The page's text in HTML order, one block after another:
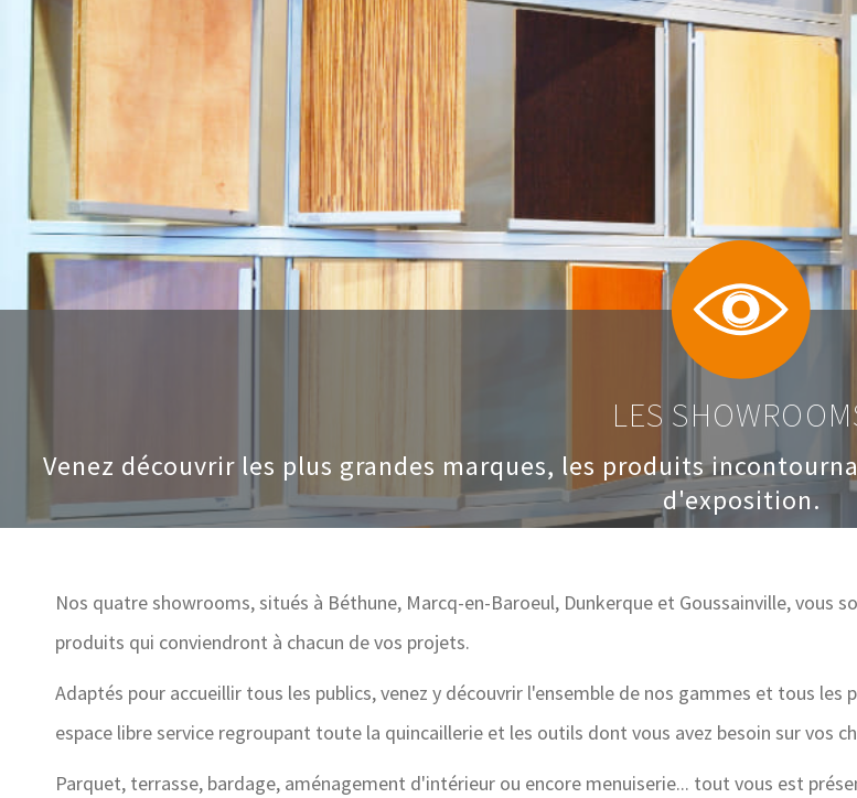
LES
Venez découvrir les plus grandes marques, les produits
d'exposition.
Nos quatre showrooms, situés à Béthune, Marcq-en-Baroeul, Dunkerque et Goussainville, vous
produits qui conviendront à chacun de vos projets.
Adaptés pour accueillir tous les publics, venez y découvrir l'ensemble de nos gammes et tous
espace libre service regroupant toute la quincaillerie et les outils dont vous avez besoin sur vos
Parquet, terrasse, bardage, aménagement d'intérieur ou encore menuiserie... tout vous est